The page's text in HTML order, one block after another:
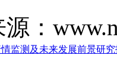
：
监测及未来发展前景研